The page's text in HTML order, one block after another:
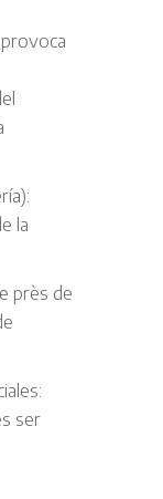
la
près de
ser